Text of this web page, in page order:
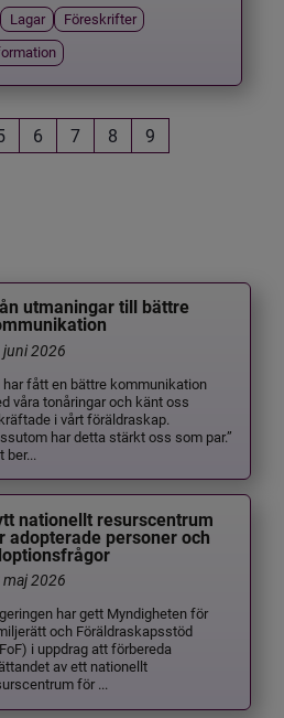
Lagar
Föreskrifter
6 7 8
9
utmaningar till bättre
2026
har fått en bättre kommunikation
våra tonåringar och känt oss
i vårt föräldraskap.
har detta stärkt oss som par.”
ber...
nationellt resurscentrum
adopterade personer och
2026
har gett Myndigheten för
och Föräldraskapsstöd
i uppdrag att förbereda
av ett nationellt
för ...